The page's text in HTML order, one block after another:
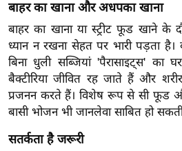
र्ल्ड
न्यू
ज
ब्री
फ
म
रं
बाहर का खाना और अधपका खाना
बाहर का खाना या स्ट्रीट फूड खाने के
ध्यान न रखना सेहत पर भारी पड़ता
बिना धुली सब्जियां 'पैरासाइट्स' का
बैक्टीरिया जीवित रह जाते हैं और
प्रजनन करते हैं। विशेष रूप से सी फूड
बासी भोजन भी जानलेवा साबित हो
सतर्कता है जरूरी